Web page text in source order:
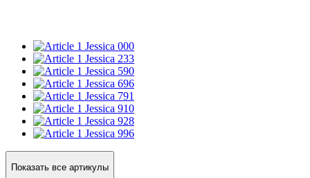
Jessica 000
Jessica 233
Jessica 590
Jessica 696
Jessica 791
Jessica 910
Jessica 928
Jessica 996
Показать все артикулы